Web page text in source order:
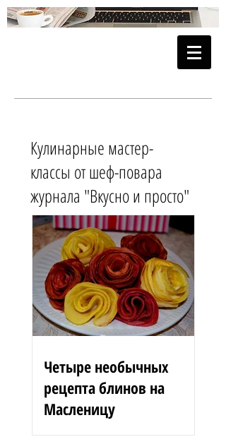
Кулинарные мастер-
классы от шеф-повара
журнала "Вкусно и просто"
Четыре необычных
рецепта блинов на
Масленицу
Блинные розы 1,5 стакана